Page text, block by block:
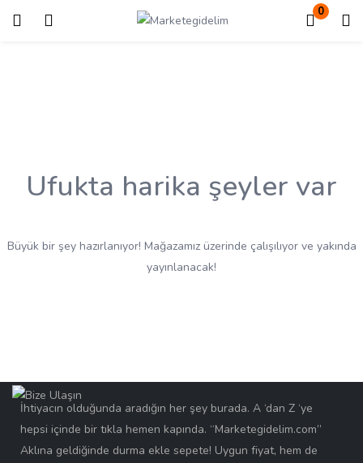
0
Giriş Kayıt ol
Ufukta harika şeyler var
Büyük bir şey hazırlanıyor! Mağazamız üzerinde çalışılıyor ve yakında
yayınlanacak!
İhtiyacın olduğunda aradığın her şey burada. A ‘dan Z ‘ye
hepsi içinde bir tıkla hemen kapında. “Marketegidelim.com”
Aklına geldiğinde durma ekle sepete! Uygun fiyat, hem de